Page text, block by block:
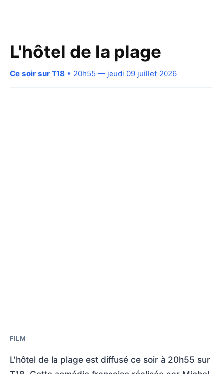
L'hôtel de la plage
Ce soir sur T18 • 20h55 — jeudi 09 juillet 2026
FILM
L'hôtel de la plage est diffusé ce soir à 20h55 sur